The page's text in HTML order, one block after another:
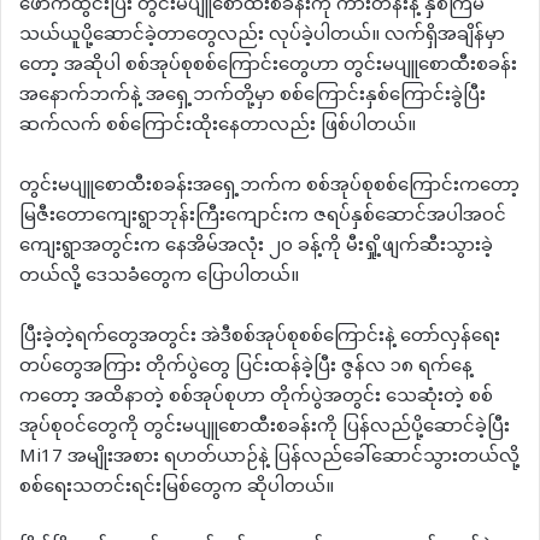
သယ်ယူပို့ဆောင်ခဲ့တာတွေလည်း လုပ်ခဲ့ပါတယ်။ လက်ရှိအချိန်မှာ
တော့ အဆိုပါ စစ်အုပ်စုစစ်ကြောင်းတွေဟာ တွင်းမပျူစောထီးစခန်း
အနောက်ဘက်နဲ့ အရှေ့ဘက်တို့မှာ စစ်ကြောင်းနှစ်ကြောင်းခွဲပြီး
ဆက်လက် စစ်ကြောင်းထိုးနေတာလည်း ဖြစ်ပါတယ်။
တွင်းမပျူစောထီးစခန်းအရှေ့ဘက်က စစ်အုပ်စုစစ်ကြောင်းကတော့
မြဇီးတောကျေးရွာဘုန်းကြီးကျောင်းက ဇရပ်နှစ်ဆောင်အပါအဝင်
ကျေးရွာအတွင်းက နေအိမ်အလုံး ၂၀ ခန့်ကို မီးရှို့ဖျက်ဆီးသွားခဲ့
တယ်လို့ ဒေသခံတွေက ပြောပါတယ်။
ပြီးခဲ့တဲ့ရက်တွေအတွင်း အဲဒီစစ်အုပ်စုစစ်ကြောင်းနဲ့ တော်လှန်ရေး
တပ်တွေအကြား တိုက်ပွဲတွေ ပြင်းထန်ခဲ့ပြီး ဇွန်လ ၁၈ ရက်နေ့
ကတော့ အထိနာတဲ့ စစ်အုပ်စုဟာ တိုက်ပွဲအတွင်း သေဆုံးတဲ့ စစ်
အုပ်စုဝင်တွေကို တွင်းမပျူစောထီးစခန်းကို ပြန်လည်ပို့ဆောင်ခဲ့ပြီး
Mi17 အမျိုးအစား ရဟတ်ယာဉ်နဲ့ ပြန်လည်ခေါ်ဆောင်သွားတယ်လို့
စစ်ရေးသတင်းရင်းမြစ်တွေက ဆိုပါတယ်။